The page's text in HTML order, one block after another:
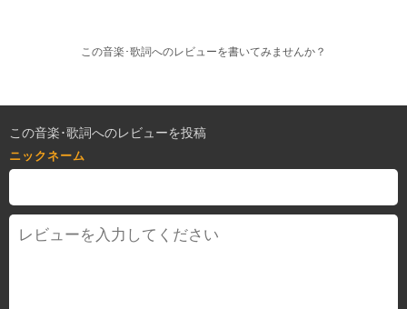
この音楽･歌詞へのレビューを書いてみませんか？
この音楽･歌詞へのレビューを投稿
ニックネーム